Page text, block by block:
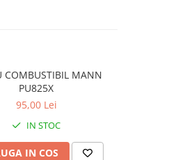
COMBUSTIBIL MANN
PU825X
95,00 Lei
IN STOC
IN COS